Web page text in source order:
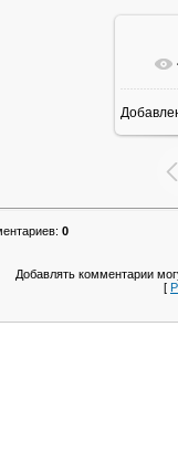
: 0
Добавлять комментарии
[